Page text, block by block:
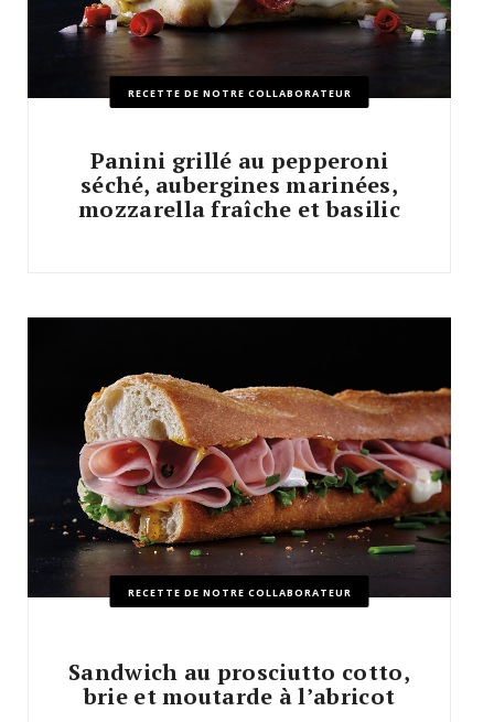
RECETTE DE NOTRE COLLABORATEUR
Panini grillé au pepperoni
séché, aubergines marinées,
mozzarella fraîche et basilic
RECETTE DE NOTRE COLLABORATEUR
Sandwich au prosciutto cotto,
brie et moutarde à l’abricot